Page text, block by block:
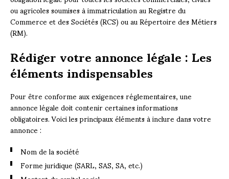
ou agricoles soumises à immatriculation au Registre du
Commerce et des Sociétés (RCS) ou au Répertoire des Métiers
(RM).
Rédiger votre annonce légale : Les
éléments indispensables
Pour être conforme aux exigences réglementaires, une
annonce légale doit contenir certaines informations
obligatoires. Voici les principaux éléments à inclure dans votre
annonce :
Nom de la société
Forme juridique (SARL, SAS, SA, etc.)